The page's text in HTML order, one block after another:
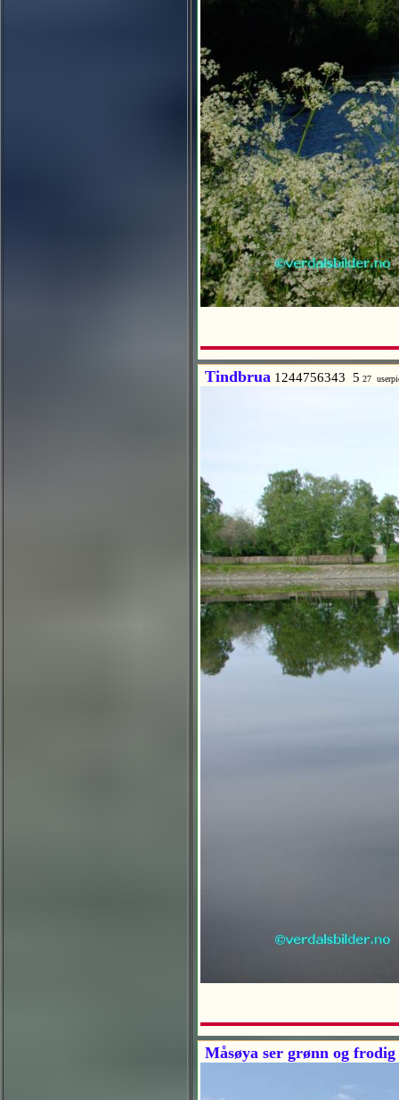
Tindbrua 1244756343 5 27
Måsøya ser grønn og